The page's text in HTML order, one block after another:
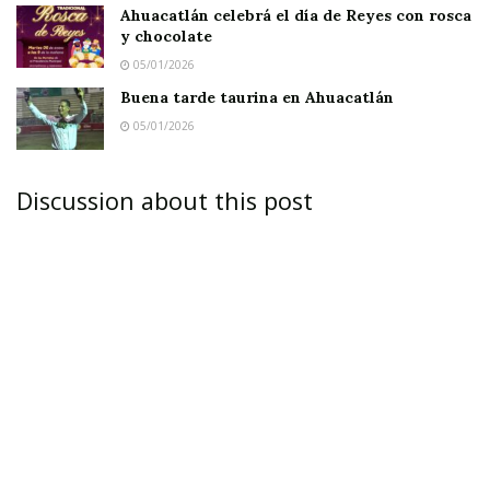
Ahuacatlán celebrá el día de Reyes con rosca
y chocolate
05/01/2026
Buena tarde taurina en Ahuacatlán
05/01/2026
Discussion about this post